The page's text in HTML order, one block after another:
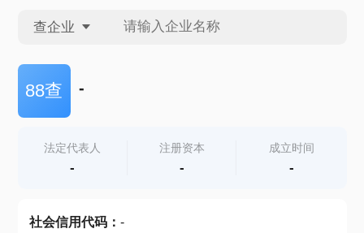
查企业
查企业
查产地
88查 -
法定代表人
-
注册资本
-
成立时间
-
社会信用代码： -